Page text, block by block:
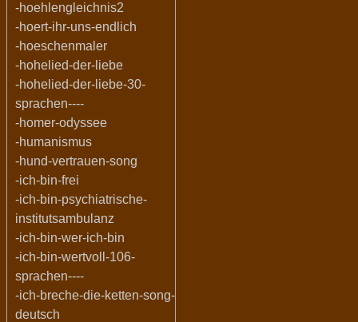
-hoehlengleichnis2
-hoert-ihr-uns-endlich
-hoeschenmaler
-hohelied-der-liebe
-hohelied-der-liebe-30-
sprachen----
-homer-odyssee
-humanismus
-hund-vertrauen-song
-ich-bin-frei
-ich-bin-psychiatrische-
institutsambulanz
-ich-bin-wer-ich-bin
-ich-bin-wertvoll-106-
sprachen----
-ich-breche-die-ketten-song-
deutsch